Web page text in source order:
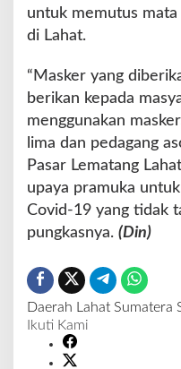
untuk memutus
di Lahat.
“Masker yang
berikan kepada
menggunakan
lima dan pedagang
Pasar Lematang
upaya pramuka
Covid-19 yang tidak
pungkasnya. (Din)
Daerah Lahat Sumatera
Ikuti Kami